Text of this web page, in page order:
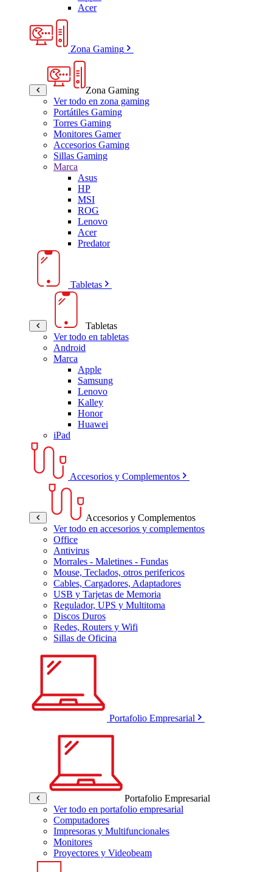
Acer
Zona Gaming
Zona Gaming
Ver todo en zona gaming
Portátiles Gaming
Torres Gaming
Monitores Gamer
Accesorios Gaming
Sillas Gaming
Marca
Asus
HP
MSI
ROG
Lenovo
Acer
Predator
Tabletas
Tabletas
Ver todo en tabletas
Android
Marca
Apple
Samsung
Lenovo
Kalley
Honor
Huawei
iPad
Accesorios y Complementos
Accesorios y Complementos
Ver todo en accesorios y complementos
Office
Antivirus
Morrales - Maletines - Fundas
Mouse, Teclados, otros perifericos
Cables, Cargadores, Adaptadores
USB y Tarjetas de Memoria
Regulador, UPS y Multitoma
Discos Duros
Redes, Routers y Wifi
Sillas de Oficina
Portafolio Empresarial
Portafolio Empresarial
Ver todo en portafolio empresarial
Computadores
Impresoras y Multifuncionales
Monitores
Proyectores y Videobeam